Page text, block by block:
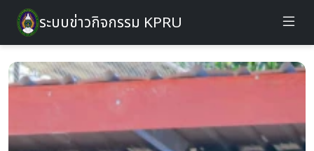
ระบบข่าวกิจกรรม KPRU